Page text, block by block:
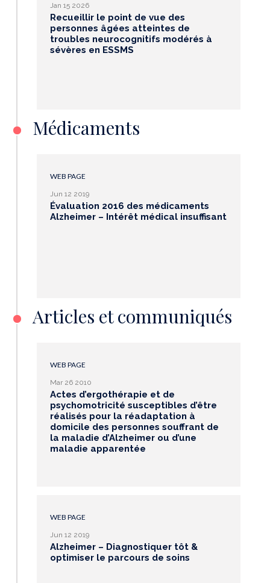
Jan 15 2026
Recueillir le point de vue des
personnes âgées atteintes de
troubles neurocognitifs modérés à
sévères en ESSMS
Médicaments
WEB PAGE
Jun 12 2019
Évaluation 2016 des médicaments
Alzheimer – Intérêt médical insuffisant
Articles et communiqués
WEB PAGE
Mar 26 2010
Actes d’ergothérapie et de
psychomotricité susceptibles d’être
réalisés pour la réadaptation à
domicile des personnes souffrant de
la maladie d’Alzheimer ou d’une
maladie apparentée
WEB PAGE
Jun 12 2019
Alzheimer – Diagnostiquer tôt &
optimiser le parcours de soins